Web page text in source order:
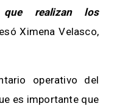
realizan los
Ximena Velasco,
operativo del
es importante que